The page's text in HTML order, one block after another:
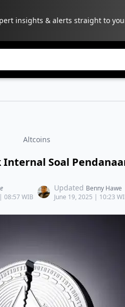
insights & alerts straight to
Altcoins
Soal
08:57 WIB
Updated Benny Hawe
June 19, 2025 | 10:23